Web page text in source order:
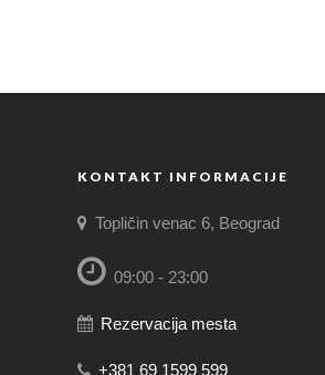
KONTAKT INFORMACIJE
Topličin venac 6, Beograd
09:00 - 23:00
Rezervacija mesta
+381 69 1599 599